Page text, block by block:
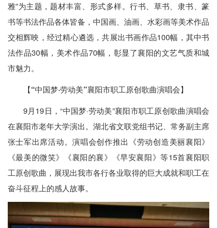
雅”为主题，题材丰富、形式多样。行书、草书、隶书、篆
书等书法作品各体皆备，中国画、油画、水彩画等美术作品
交相辉映，经过精心遴选，共展出书画作品100幅，其中书
法作品30幅，美术作品70幅，彰显了襄阳的文艺气质和城
市魅力。
【“中国梦·劳动美”襄阳市职工原创歌曲演唱会】
9月19日，“中国梦·劳动美”襄阳市职工原创歌曲演唱会
在襄阳市老年大学演出。湖北省文联党组书记、常务副主席
张士军出席活动。演唱会创作推出《劳动创造美丽襄阳》
《最美的微笑》《襄阳的襄》《早安襄阳》等15首襄阳职
工原创歌曲，展现出我市各行各业取得的巨大成就和职工在
奋斗征程上的感人故事。